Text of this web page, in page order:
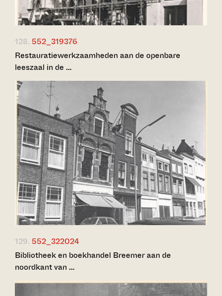
128. 552_319376
Restauratiewerkzaamheden aan de openbare
leeszaal in de …
129. 552_322024
Bibliotheek en boekhandel Breemer aan de
noordkant van …